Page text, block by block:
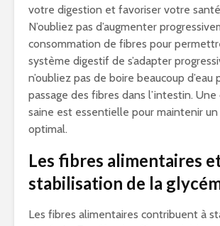
votre digestion et favoriser votre
N’oubliez pas d’augmenter
consommation de fibres pour
système digestif de s’adapter
n’oubliez pas de boire beaucoup
passage des fibres dans l’intestin.
saine est essentielle pour maintenir
optimal.
Les fibres alimentaires
stabilisation de la
Les fibres alimentaires contribuent à